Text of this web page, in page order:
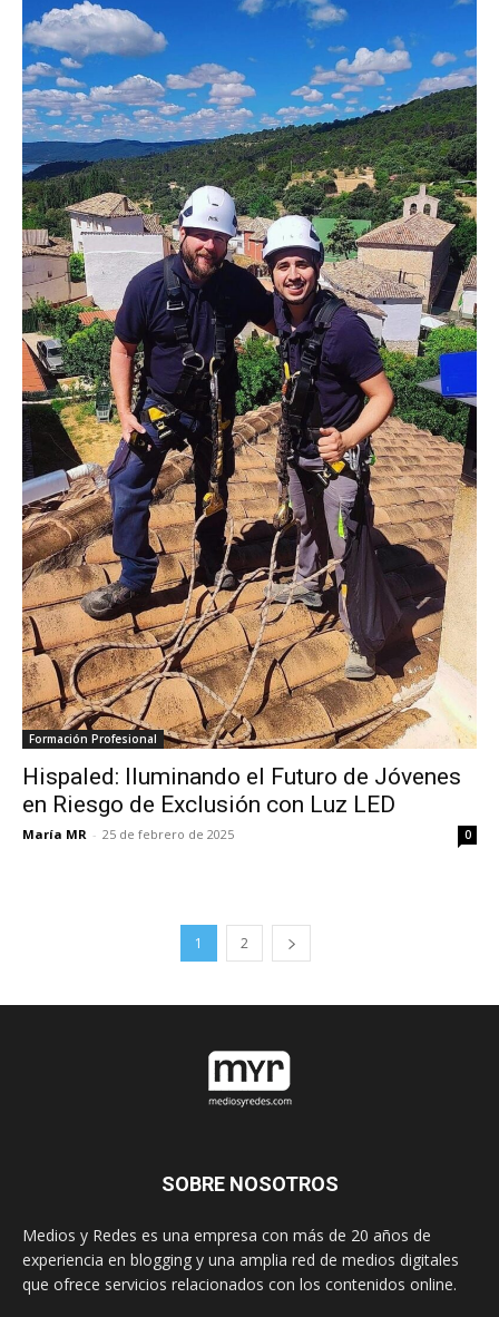
Formación Profesional
Hispaled: Iluminando el Futuro de Jóvenes
en Riesgo de Exclusión con Luz LED
María MR - 25 de febrero de 2025 0
1 2
SOBRE NOSOTROS
Medios y Redes es una empresa con más de 20 años de
experiencia en blogging y una amplia red de medios digitales
que ofrece servicios relacionados con los contenidos online.